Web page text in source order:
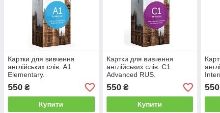
Картки для вивчення
англійських слів. A1
Elementary.
550 ₴
Купити
Картки для вивчення
англійських слів. С1
Advanced RUS.
550₴
Купити
550